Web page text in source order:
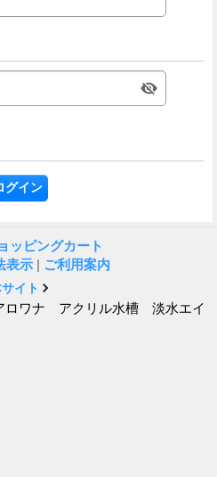
ッピングカート
表示 | ご利用案内
イト
ロワナ アクリル水槽 淡水エイ